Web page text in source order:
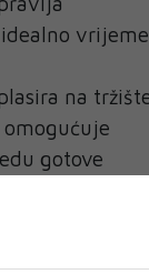
na
gotove
s